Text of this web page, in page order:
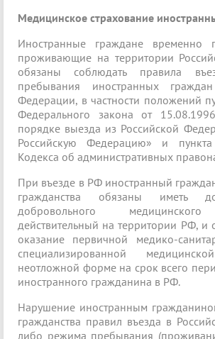
Медицинское страхование
Иностранные граждане временно
проживающие на территории
обязаны соблюдать правила
пребывания иностранных
Федерации, в частности положений
Федерального закона от
порядке выезда из Российской
Российскую Федерацию» и
Кодекса об административных
При въезде в РФ иностранный
гражданства обязаны иметь
добровольного медицинского
действительный на территории РФ, и
оказание первичной медико-
специализированной
неотложной форме на срок всего
иностранного гражданина в РФ.
Нарушение иностранным
гражданства правил въезда в
либо режима пребывания